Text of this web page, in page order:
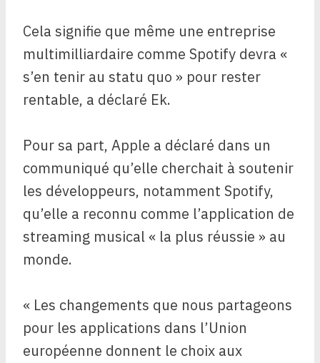
Cela signifie que même une entreprise
multimilliardaire comme Spotify devra «
s’en tenir au statu quo » pour rester
rentable, a déclaré Ek.
Pour sa part, Apple a déclaré dans un
communiqué qu’elle cherchait à soutenir
les développeurs, notamment Spotify,
qu’elle a reconnu comme l’application de
streaming musical « la plus réussie » au
monde.
« Les changements que nous partageons
pour les applications dans l’Union
européenne donnent le choix aux